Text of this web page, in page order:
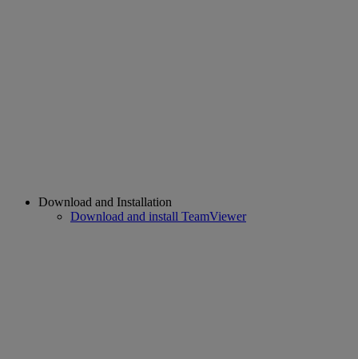
Download and Installation
Download and install TeamViewer